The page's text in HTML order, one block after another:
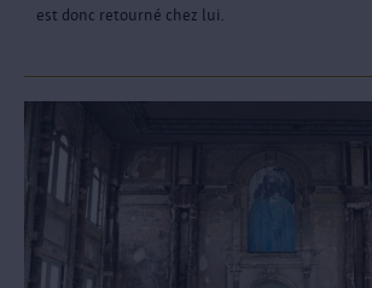
est donc retourné chez lui.